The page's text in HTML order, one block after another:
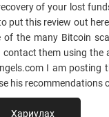
of your lost
put this review out
the many Bitcoin
contact them using
I am
his recommendations
Хариулах